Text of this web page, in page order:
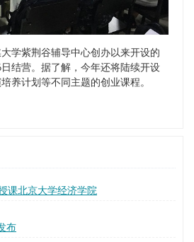
学紫荆谷辅导中心创办以来开设的
结营。据了解，今年还将陆续开设
养计划等不同主题的创业课程。
课北京大学经济学院
布